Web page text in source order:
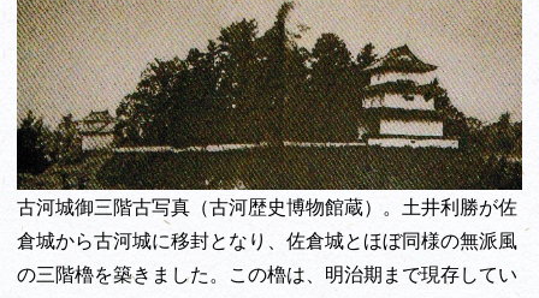
古河城御三階古写真（古河歴史博物館蔵）。土井利勝が佐
倉城から古河城に移封となり、佐倉城とほぼ同様の無派風
の三階櫓を築きました。この櫓は、明治期まで現存してい